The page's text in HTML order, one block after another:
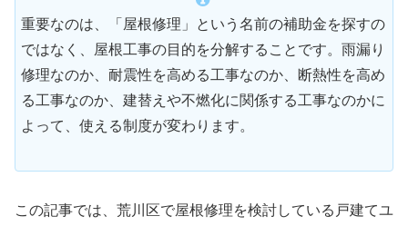
重要なのは、「屋根修理」という名前の補助金を探すの
ではなく、屋根工事の目的を分解することです。雨漏り
修理なのか、耐震性を高める工事なのか、断熱性を高め
る工事なのか、建替えや不燃化に関係する工事なのかに
よって、使える制度が変わります。
この記事では、荒川区で屋根修理を検討している戸建てユ